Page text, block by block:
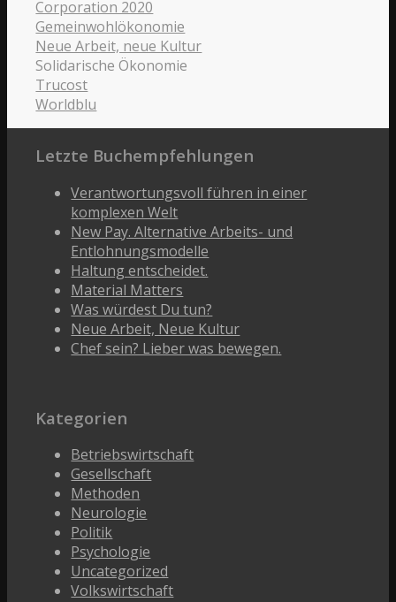
Corporation 2020
Gemeinwohlökonomie
Neue Arbeit, neue Kultur
Solidarische Ökonomie
Trucost
Worldblu
Letzte Buchempfehlungen
Verantwortungsvoll führen in einer
komplexen Welt
New Pay. Alternative Arbeits- und
Entlohnungsmodelle
Haltung entscheidet.
Material Matters
Was würdest Du tun?
Neue Arbeit, Neue Kultur
Chef sein? Lieber was bewegen.
Kategorien
Betriebswirtschaft
Gesellschaft
Methoden
Neurologie
Politik
Psychologie
Uncategorized
Volkswirtschaft